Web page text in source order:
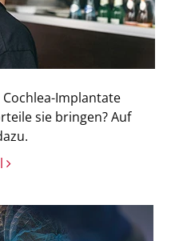
Implantate
sie bringen? Auf